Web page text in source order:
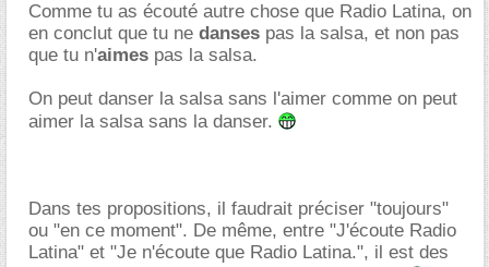
Comme tu as écouté autre chose que Radio Latina, on
en conclut que tu ne danses pas la salsa, et non pas
que tu n'aimes pas la salsa.
On peut danser la salsa sans l'aimer comme on peut
aimer la salsa sans la danser.
Dans tes propositions, il faudrait préciser "toujours"
ou "en ce moment". De même, entre "J'écoute Radio
Latina" et "Je n'écoute que Radio Latina.", il est des